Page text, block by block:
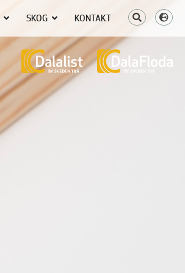
SKOG KONTAKT